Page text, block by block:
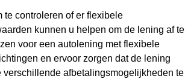
te controleren of er flexibele
kunnen u helpen om de lening af te
voor een autolening met flexibele
en ervoor zorgen dat de lening
afbetalingsmogelijkheden te